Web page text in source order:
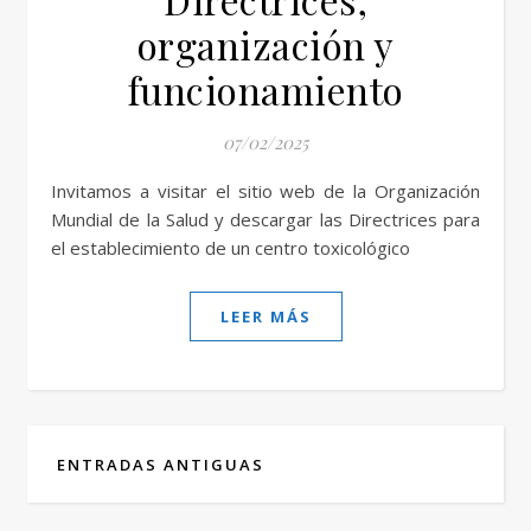
organización y
funcionamiento
07/02/2025
Invitamos a visitar el sitio web de la Organización
Mundial de la Salud y descargar las Directrices para
el establecimiento de un centro toxicológico
LEER MÁS
ENTRADAS ANTIGUAS